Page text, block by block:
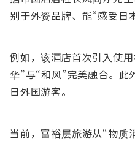
别于外资品牌、能“感受日
例如，该酒店首次引入使
华”与“和风”完美融合。
日外国游客。
当前，富裕层旅游从“物质